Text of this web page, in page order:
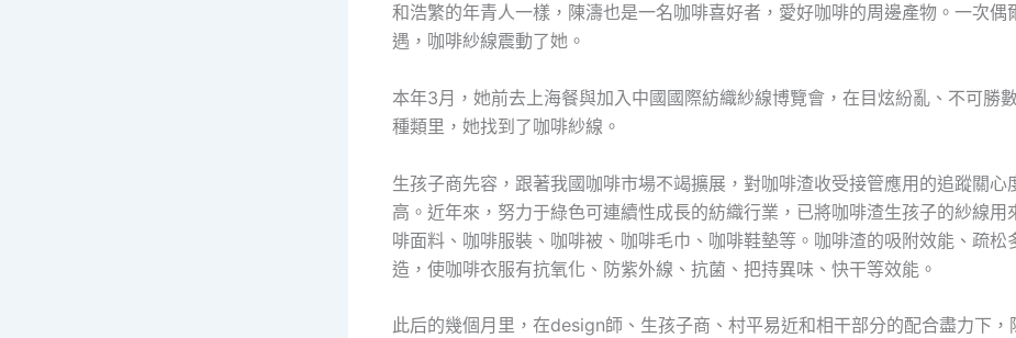
和浩繁的年青人一樣，陳濤也是一名咖啡喜好者，愛好咖啡的周邊產物。一次偶
遇，咖啡紗線震動了她。
本年3月，她前去上海餐與加入中國國際紡織紗線博覽會，在目炫紛亂、不可勝
種類里，她找到了咖啡紗線。
生孩子商先容，跟著我國咖啡市場不竭擴展，對咖啡渣收受接管應用的追蹤關心
高。近年來，努力于綠色可連續性成長的紡織行業，已將咖啡渣生孩子的紗線用
啡面料、咖啡服裝、咖啡被、咖啡毛巾、咖啡鞋墊等。咖啡渣的吸附效能、疏松
造，使咖啡衣服有抗氧化、防紫外線、抗菌、把持異味、快干等效能。
此后的幾個月里，在design師、生孩子商、村平易近和相干部分的配合盡力下，